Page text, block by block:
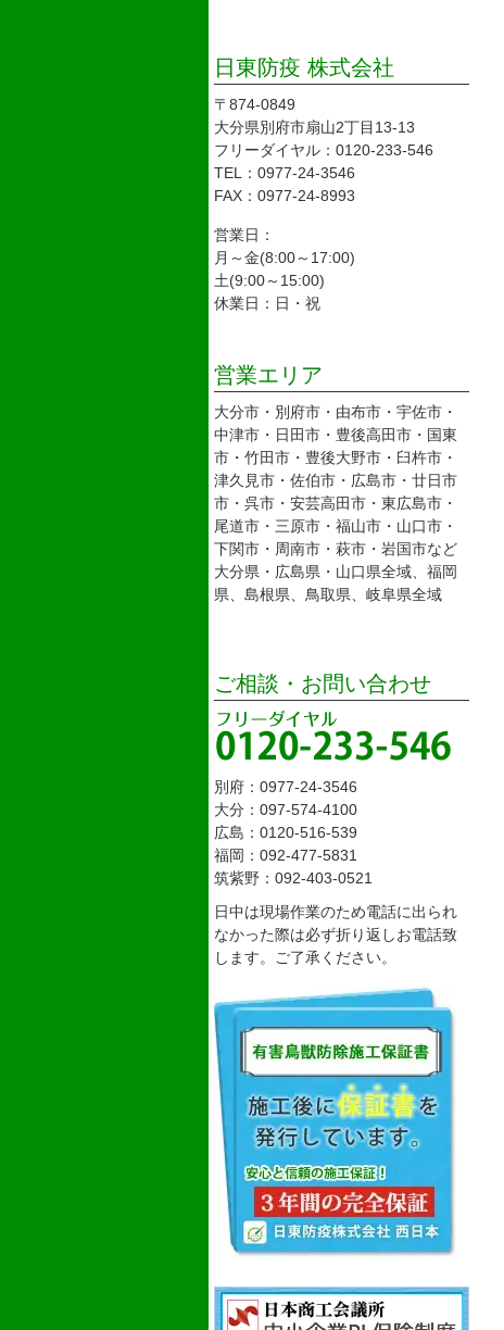
日東防疫 株式会社
〒874-0849
大分県別府市扇山2丁目13-13
フリーダイヤル：0120-233-546
TEL：0977-24-3546
FAX：0977-24-8993
営業日：
月～金(8:00～17:00)
土(9:00～15:00)
休業日：日・祝
営業エリア
大分市・別府市・由布市・宇佐市・
中津市・日田市・豊後高田市・国東
市・竹田市・豊後大野市・臼杵市・
津久見市・佐伯市・広島市・廿日市
市・呉市・安芸高田市・東広島市・
尾道市・三原市・福山市・山口市・
下関市・周南市・萩市・岩国市など
大分県・広島県・山口県全域、福岡
県、島根県、鳥取県、岐阜県全域
ご相談・お問い合わせ
別府：0977-24-3546
大分：097-574-4100
広島：0120-516-539
福岡：092-477-5831
筑紫野：092-403-0521
日中は現場作業のため電話に出られ
なかった際は必ず折り返しお電話致
します。ご了承ください。